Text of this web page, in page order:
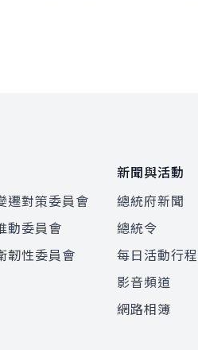
遷對策委員會
動委員會
韌性委員會
新聞與活動
總統府新聞
總統令
每日活動行程
影音頻道
網路相簿